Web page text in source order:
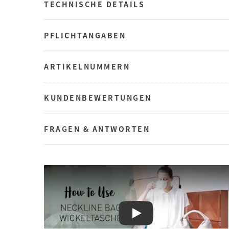
TECHNISCHE DETAILS
PFLICHTANGABEN
ARTIKELNUMMERN
KUNDENBEWERTUNGEN
FRAGEN & ANTWORTEN
Play